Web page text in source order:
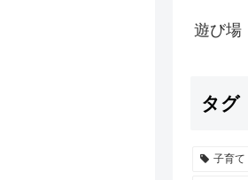
遊び場
タグ
子育て